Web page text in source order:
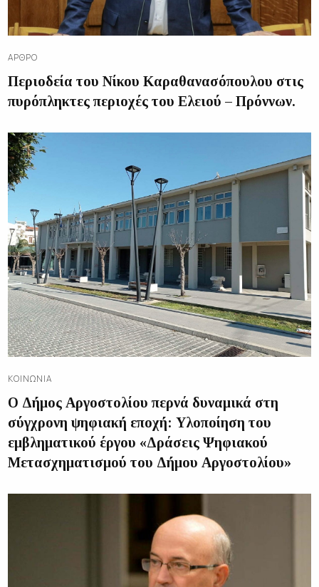
ΆΡΘΡΟ
Περιοδεία του Νίκου Καραθανασόπουλου στις
πυρόπληκτες περιοχές του Ελειού – Πρόννων.
ΚΟΙΝΩΝΊΑ
Ο Δήμος Αργοστολίου περνά δυναμικά στη
σύγχρονη ψηφιακή εποχή: Υλοποίηση του
εμβληματικού έργου «Δράσεις Ψηφιακού
Μετασχηματισμού του Δήμου Αργοστολίου»